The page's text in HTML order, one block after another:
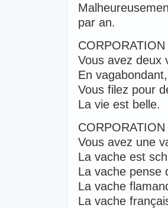
par an.
Vous avez deux
En
Vous filez pour
La vie est belle.
Vous avez une
La vache est
La vache pense
La vache
La vache